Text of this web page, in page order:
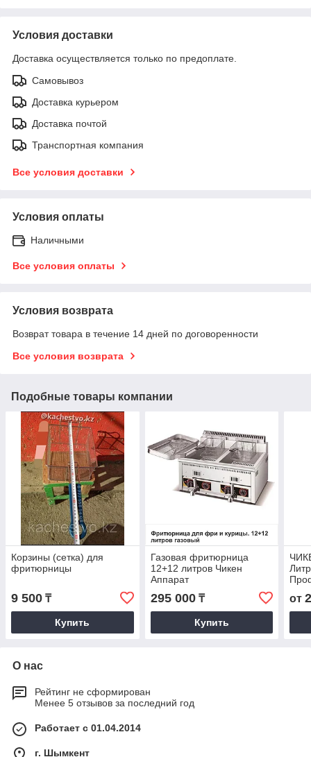
Условия доставки
Доставка осуществляется только по предоплате.
Самовывоз
Доставка курьером
Доставка почтой
Транспортная компания
Все условия доставки
Условия оплаты
Наличными
Все условия оплаты
Условия возврата
Возврат товара в течение 14 дней по договоренности
Все условия возврата
Подобные товары компании
Корзины (сетка) для
фритюрницы
9 500 ₸
Купить
Газовая фритюрница
12+12 литров Чикен
Аппарат
295 000₸
Купить
от
О нас
Рейтинг не сформирован
Менее 5 отзывов за последний год
Работает с 01.04.2014
г. Шымкент